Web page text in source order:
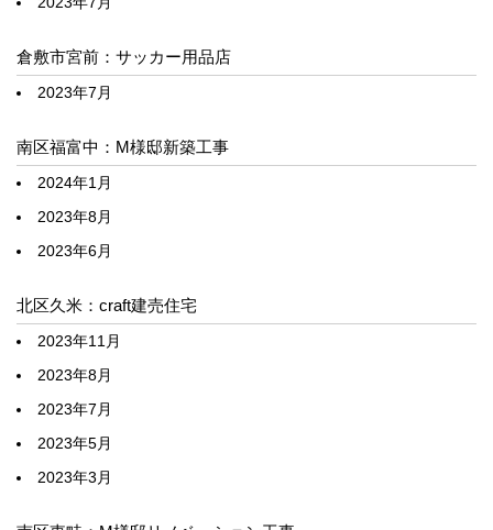
倉敷市宮前：サッカー用品店
2023年7月
南区福富中：M様邸新築工事
2024年1月
2023年8月
2023年6月
北区久米：craft建売住宅
2023年11月
2023年8月
2023年7月
2023年5月
2023年3月